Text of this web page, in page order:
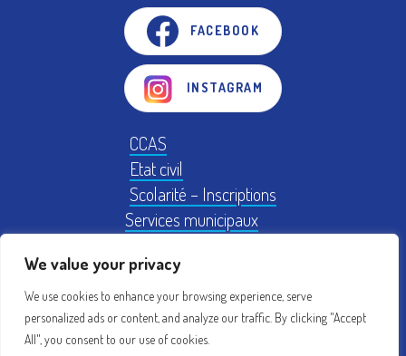
We value your privacy
We use cookies to enhance your browsing experience, serve
personalized ads or content, and analyze our traffic. By clicking "Accept
All", you consent to our use of cookies.
FACEBOOK
INSTAGRAM
CCAS
Etat civil
Scolarité – Inscriptions
Services municipaux
Plan Local d'Urbanisme
Mentions légales